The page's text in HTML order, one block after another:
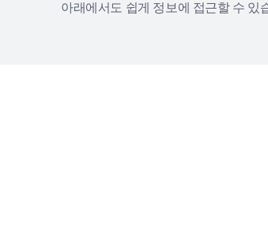
아래에서도 쉽게 정보에 접근할 수 있